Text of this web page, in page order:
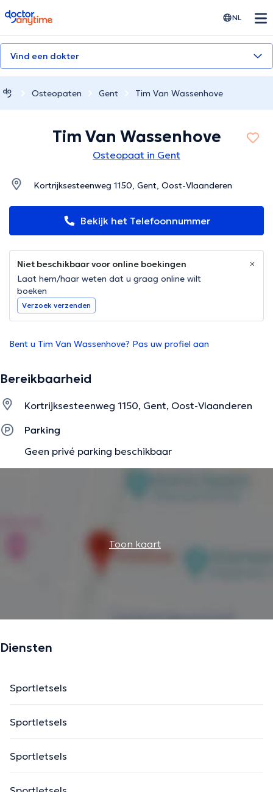
doctoranytime NL
Vind een dokter
Osteopaten Gent Tim Van Wassenhove
Tim Van Wassenhove
Osteopaat in Gent
Kortrijksesteenweg 1150, Gent, Oost-Vlaanderen
Bekijk het Telefoonnummer
Niet beschikbaar voor online boekingen
Laat hem/haar weten dat u graag online wilt
boeken
Verzoek verzenden
Bent u Tim Van Wassenhove? Pas uw profiel aan
Bereikbaarheid
Kortrijksesteenweg 1150, Gent, Oost-Vlaanderen
Parking
Geen privé parking beschikbaar
Toon kaart
Diensten
Sportletsels
Sportletsels
Sportletsels